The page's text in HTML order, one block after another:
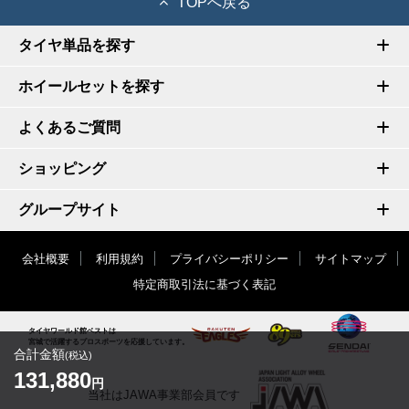
合計金額(税込)
131,880円
タイヤ単品を探す
ホイールセットを探す
よくあるご質問
ショッピング
グループサイト
会社概要 利用規約 プライバシーポリシー
サイトマップ
特定商取引法に基づく表記
タイヤワールド館ベストは
宮城で活躍するプロスポーツを応援しています。
当社はJAWA事業部会員です